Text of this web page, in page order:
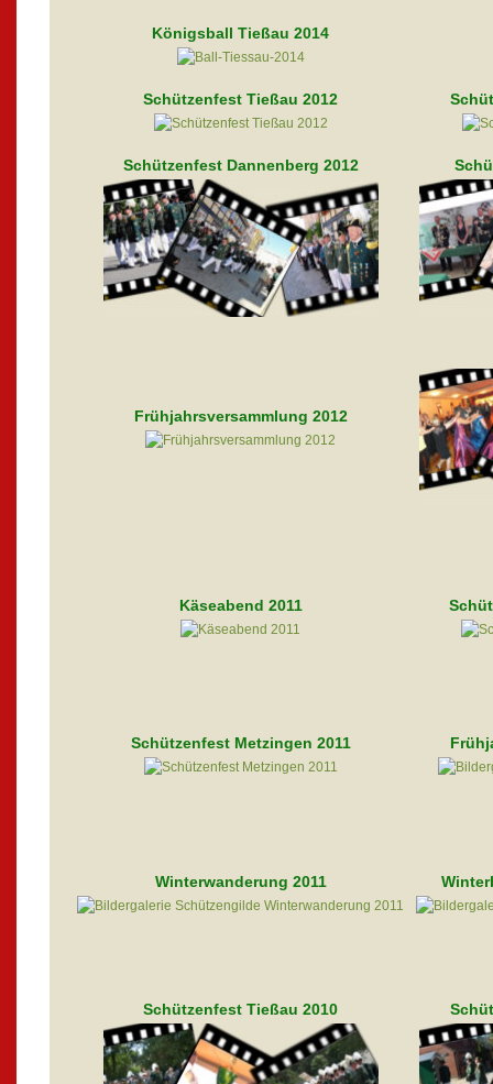
Königsball Tießau 2014
Schützenfest Tießau 2012
Schützenfest Dannenberg 2012
Frühjahrsversammlung 2012
Käseabend 2011
Schützenfest Metzingen 2011
Winterwanderung 2011
Schützenfest Tießau 2010